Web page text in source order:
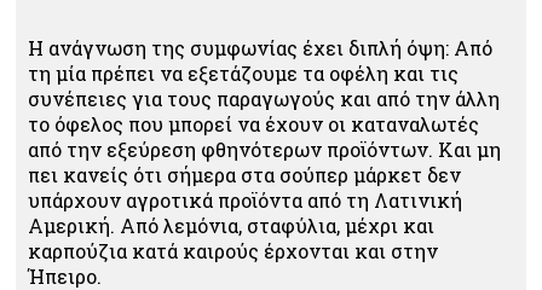
Η ανάγνωση της συμφωνίας έχει διπλή όψη: Από
τη μία πρέπει να εξετάζουμε τα οφέλη και τις
συνέπειες για τους παραγωγούς και από την άλλη
το όφελος που μπορεί να έχουν οι καταναλωτές
από την εξεύρεση φθηνότερων προϊόντων. Και μη
πει κανείς ότι σήμερα στα σούπερ μάρκετ δεν
υπάρχουν αγροτικά προϊόντα από τη Λατινική
Αμερική. Από λεμόνια, σταφύλια, μέχρι και
καρπούζια κατά καιρούς έρχονται και στην
Ήπειρο.